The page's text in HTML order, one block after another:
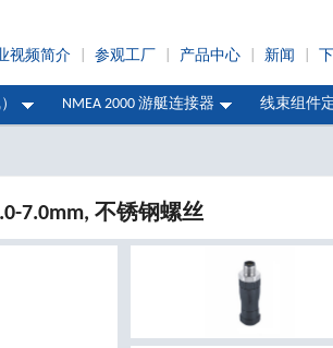
视频简介 参观工厂 产品中心 新闻
NMEA 2000 游艇连接器 线束组件
7.0mm, 不锈钢螺丝